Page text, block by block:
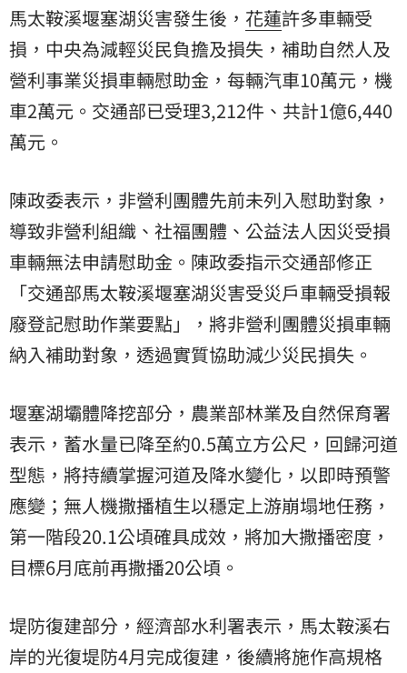
馬太鞍溪堰塞湖災害發生後， 花蓮許多車輛受
損，中央為減輕災民負擔及損失，補助自然人及
營利事業災損車輛慰助金，每輛汽車10萬元，機
車2萬元。交通部已受理3,212件、共計1億6,440
萬元。
陳政委表示，非營利團體先前未列入慰助對象，
導致非營利組織、社福團體、公益法人因災受損
車輛無法申請慰助金。陳政委指示交通部修正
「交通部馬太鞍溪堰塞湖災害受災戶車輛受損報
廢登記慰助作業要點」，將非營利團體災損車輛
納入補助對象，透過實質協助減少災民損失。
堰塞湖壩體降挖部分，農業部林業及自然保育署
表示，蓄水量已降至約0.5萬立方公尺，回歸河道
型態，將持續掌握河道及降水變化，以即時預警
應變；無人機撒播植生以穩定上游崩塌地任務，
第一階段20.1公頃確具成效，將加大撒播密度，
目標6月底前再撒播20公頃。
堤防復建部分，經濟部水利署表示，馬太鞍溪右
岸的光復堤防4月完成復建，後續將施作高規格